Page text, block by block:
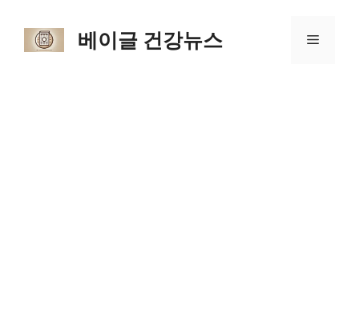
content
베이글 건강뉴스 Menu